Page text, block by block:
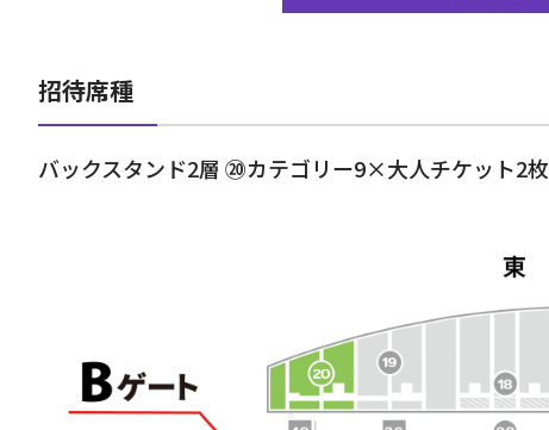
招待席種
バックスタンド2層 ⑳カテゴリー9×大人チケット2枚